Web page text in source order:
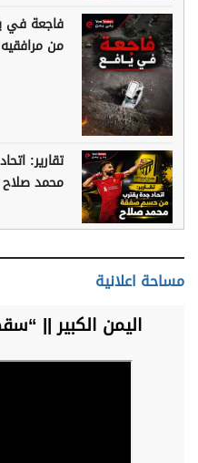
فاجعة في
من
تقارير:
محمد صلاح بمبلغ 25
مساحة اعلانية
اليمن الكبير ||